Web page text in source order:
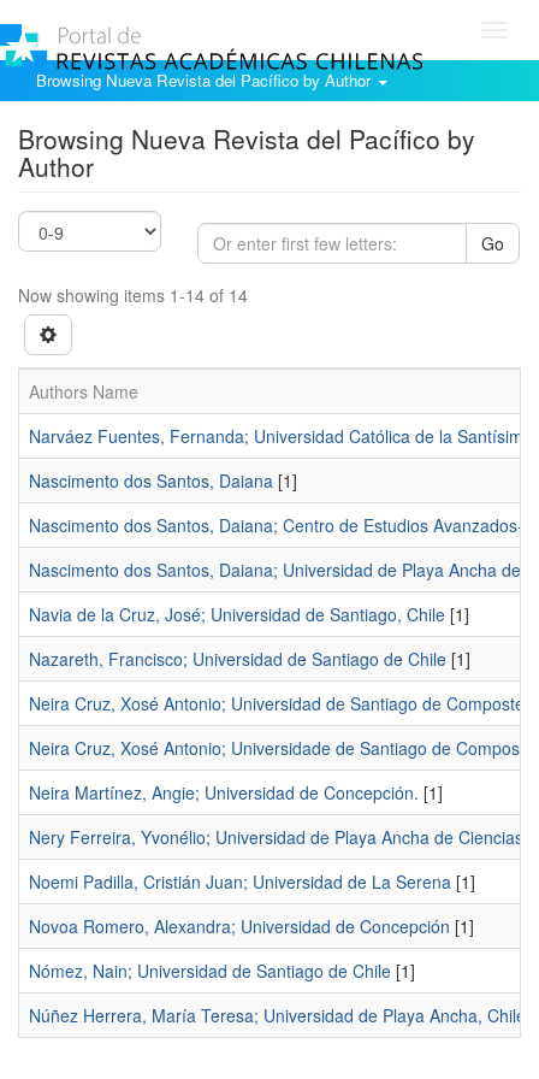
Browsing Nueva Revista del Pacífico by Author
Browsing Nueva Revista del Pacífico by
Author
Go
Now showing items 1-14 of 14
Authors Name
Narváez Fuentes, Fernanda; Universidad Católica de la Santísima
Nascimento dos Santos, Daiana [1]
Nascimento dos Santos, Daiana; Centro de Estudios Avanzados-
Nascimento dos Santos, Daiana; Universidad de Playa Ancha de
Navia de la Cruz, José; Universidad de Santiago, Chile [1]
Nazareth, Francisco; Universidad de Santiago de Chile [1]
Neira Cruz, Xosé Antonio; Universidad de Santiago de
Neira Cruz, Xosé Antonio; Universidade de Santiago de
Neira Martínez, Angie; Universidad de Concepción. [1]
Nery Ferreira, Yvonélio; Universidad de Playa Ancha de Ciencias
Noemi Padilla, Cristián Juan; Universidad de La Serena [1]
Novoa Romero, Alexandra; Universidad de Concepción [1]
Nómez, Nain; Universidad de Santiago de Chile [1]
Núñez Herrera, María Teresa; Universidad de Playa Ancha, Chile.